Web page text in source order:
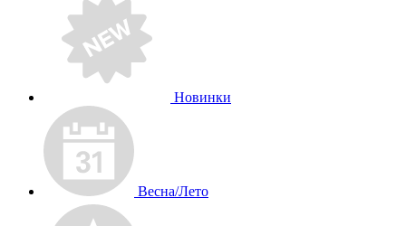
Новинки
Весна/Лето